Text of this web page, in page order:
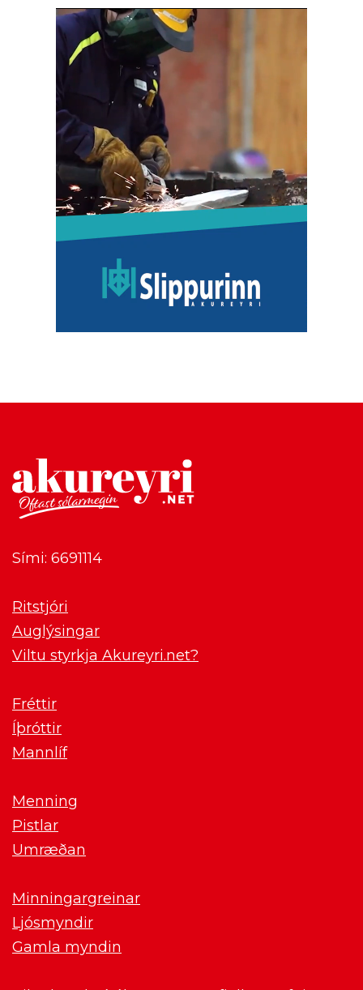
Sími: 6691114
Ritstjóri
Auglýsingar
Viltu styrkja Akureyri.net?
Fréttir
Íþróttir
Mannlíf
Menning
Pistlar
Umræðan
Minningargreinar
Ljósmyndir
Gamla myndin